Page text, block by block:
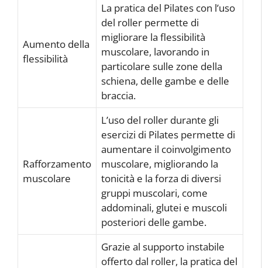
Aumento della
flessibilità
La pratica del Pilates con l’uso
del roller permette di
migliorare la flessibilità
muscolare, lavorando in
particolare sulle zone della
schiena, delle gambe e delle
braccia.
Rafforzamento
muscolare
L’uso del roller durante gli
esercizi di Pilates permette di
aumentare il coinvolgimento
muscolare, migliorando la
tonicità e la forza di diversi
gruppi muscolari, come
addominali, glutei e muscoli
posteriori delle gambe.
Grazie al supporto instabile
offerto dal roller, la pratica del